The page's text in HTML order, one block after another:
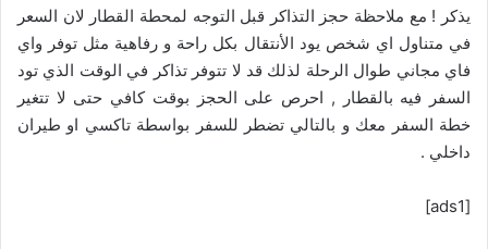
يذكر ! مع ملاحظة حجز التذاكر قبل التوجه لمحطة القطار لان السعر
في متناول اي شخص يود الأنتقال بكل راحة و رفاهية مثل توفر واي
فاي مجاني طوال الرحلة لذلك قد لا تتوفر تذاكر في الوقت الذي تود
السفر فيه بالقطار , احرص على الحجز بوقت كافي حتى لا تتغير
خطة السفر معك و بالتالي تضطر للسفر بواسطة تاكسي او طيران
داخلي .
[ads1]